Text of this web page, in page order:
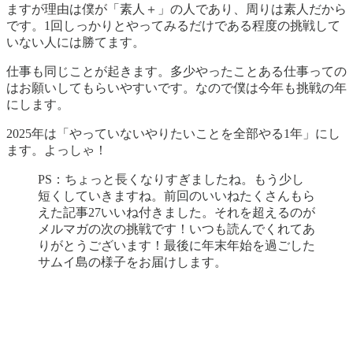
ますが理由は僕が「素人＋」の人であり、周りは素人だから
です。1回しっかりとやってみるだけである程度の挑戦して
いない人には勝てます。
仕事も同じことが起きます。多少やったことある仕事っての
はお願いしてもらいやすいです。なので僕は今年も挑戦の年
にします。
2025年は「やっていないやりたいことを全部やる1年」にし
ます。よっしゃ！
PS：ちょっと長くなりすぎましたね。もう少し
短くしていきますね。前回のいいねたくさんもら
えた記事27いいね付きました。それを超えるのが
メルマガの次の挑戦です！いつも読んでくれてあ
りがとうございます！最後に年末年始を過ごした
サムイ島の様子をお届けします。